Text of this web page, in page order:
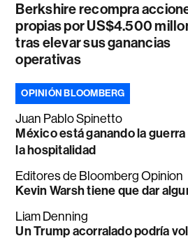
Berkshire recompra
propias por US$4.500
tras elevar sus ganancias
operativas
OPINIÓN BLOOMBERG
Juan Pablo Spinetto
México está ganando la
la hospitalidad
Editores de Bloomberg Opinion
Kevin Warsh tiene que dar
Liam Denning
Un Trump acorralado podría